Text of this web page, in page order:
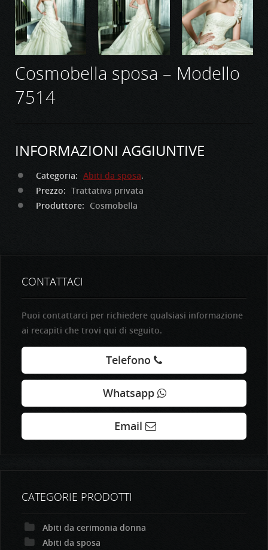
Cosmobella sposa – Modello
7514
INFORMAZIONI AGGIUNTIVE
Categoria: Abiti da sposa.
Prezzo: Trattativa privata
Produttore: Cosmobella
CONTATTACI
Puoi contattarci per richiedere qualsiasi informazione
ai recapiti che trovi qui di seguito.
Telefono
Whatsapp
Email
CATEGORIE PRODOTTI
Abiti da cerimonia donna
Abiti da sposa